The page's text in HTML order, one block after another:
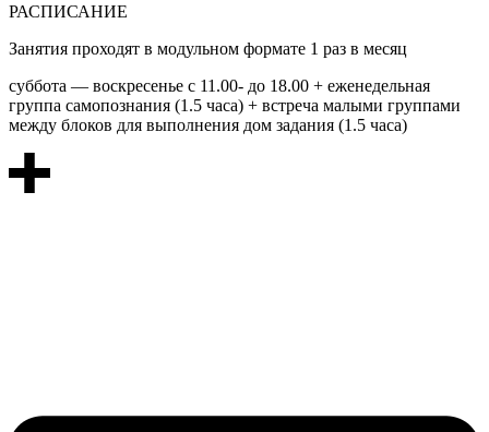
РАСПИСАНИЕ
Занятия проходят в модульном формате 1 раз в месяц
суббота — воскресенье с 11.00- до 18.00 + еженедельная
группа самопознания (1.5 часа) + встреча малыми группами
между блоков для выполнения дом задания (1.5 часа)